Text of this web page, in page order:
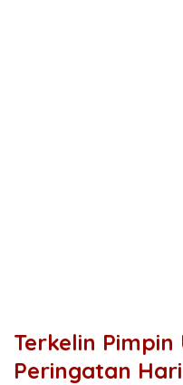
Terkelin
Peringatan